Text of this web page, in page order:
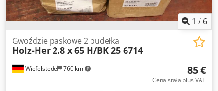
1 / 6
Wiefelstede 760 km
Gwoździe paskowe 2 pudełka
Holz-Her2.8 x 65 H/BK 25 6714
85 €
Cena stała plus VAT